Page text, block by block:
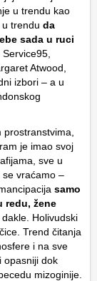
u trendu kao
trendu da
sada u ruci
Atwood,
izbori – a u
prostranstvima,
je imao svoj
sve u
se vraćamo –
samo
redu, žene
Holivudski
Trend čitanja
i na sve
opasniji dok
mizoginije.